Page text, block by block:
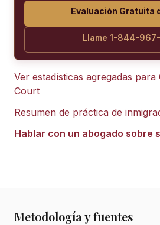
Evaluación Gratuita
Llame 1-844-
Ver estadísticas agregadas para
Court
Resumen de práctica de
Hablar con un abogado sobre
Metodología y fuentes